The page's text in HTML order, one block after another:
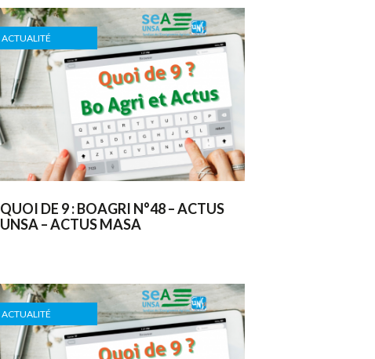
ACTUALITÉ
QUOI DE 9 : BOAGRI N°48 – ACTUS
UNSA – ACTUS MASA
ACTUALITÉ